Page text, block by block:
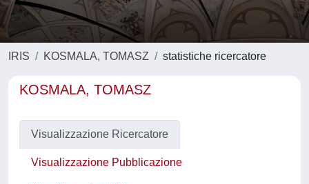
IRIS KOSMALA, TOMASZ statistiche ricercatore
KOSMALA, TOMASZ
Visualizzazione Ricercatore
Visualizzazione Pubblicazione